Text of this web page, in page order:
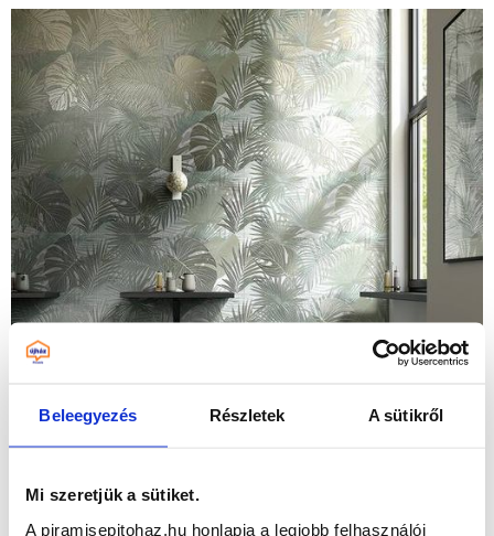
Beleegyezés Részletek A sütikről
Mi szeretjük a sütiket.
A piramisepitohaz.hu honlapja a legjobb felhasználói